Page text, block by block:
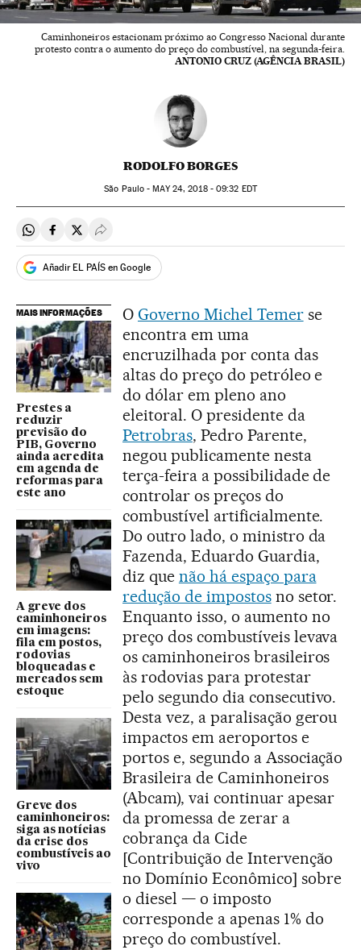
Caminhoneiros estacionam próximo ao Congresso Nacional durante
protesto contra o aumento do preço do combustível, na segunda-feira.
ANTONIO CRUZ (AGÊNCIA BRASIL)
RODOLFO BORGES
São Paulo - MAY24, 2018 - 09:32 EDT
Compartir en Whatsapp
Compartir en Facebook
Compartir en Twitter
Desplegar Redes Sociales
Añadir EL PAÍS en Google
MAIS INFORMAÇÕES
Prestes a
reduzir
previsão do
PIB, Governo
ainda acredita
em agenda de
reformas para
este ano
A greve dos
caminhoneiros
em imagens:
fila em postos,
rodovias
bloqueadas e
mercados sem
estoque
Greve dos
caminhoneiros:
siga as notícias
da crise dos
combustíveis ao
vivo
O Governo Michel Temerse
encontra em uma
encruzilhada por conta das
altas do preço do petróleo e
do dólar em pleno ano
eleitoral. O presidente da
Petrobras, Pedro Parente,
negou publicamente nesta
terça-feira a possibilidade de
controlar os preços do
combustível artificialmente.
Do outro lado, o ministro da
Fazenda, Eduardo Guardia,
diz que não há espaço para
redução de impostosno setor.
Enquanto isso, o aumento no
preço dos combustíveis levava
os caminhoneiros brasileiros
às rodovias para protestar
pelo segundo dia consecutivo.
Desta vez, a paralisação gerou
impactos em aeroportos e
portos e, segundo a Associação
Brasileira de Caminhoneiros
(Abcam), vai continuar apesar
da promessa de zerar a
cobrança da Cide
[Contribuição de Intervenção
no Domínio Econômico] sobre
o diesel — o imposto
corresponde a apenas 1% do
preço do combustível.